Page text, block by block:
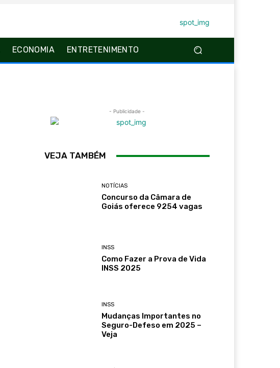
ECONOMIA ENTRETENIMENTO
- Publicidade -
VEJA TAMBÉM
NOTÍCIAS
Concurso da Câmara de
Goiás oferece 9254 vagas
INSS
Como Fazer a Prova de Vida
INSS 2025
INSS
Mudanças Importantes no
Seguro-Defeso em 2025 –
Veja